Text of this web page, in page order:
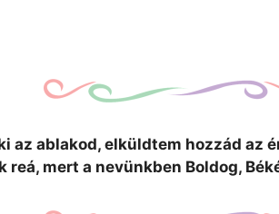
az ablakod, elküldtem hozzád az
reá, mert a nevünkben Boldog,